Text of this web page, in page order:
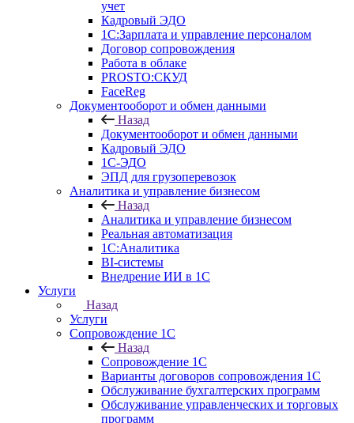
учет
Кадровый ЭДО
1С:Зарплата и управление персоналом
Договор сопровождения
Работа в облаке
PROSTO:СКУД
FaceReg
Документооборот и обмен данными
Назад
Документооборот и обмен данными
Кадровый ЭДО
1С-ЭДО
ЭПД для грузоперевозок
Аналитика и управление бизнесом
Назад
Аналитика и управление бизнесом
Реальная автоматизация
1С:Аналитика
BI-системы
Внедрение ИИ в 1С
Услуги
Назад
Услуги
Сопровождение 1С
Назад
Сопровождение 1С
Варианты договоров сопровождения 1С
Обслуживание бухгалтерских программ
Обслуживание управленческих и торговых
программ